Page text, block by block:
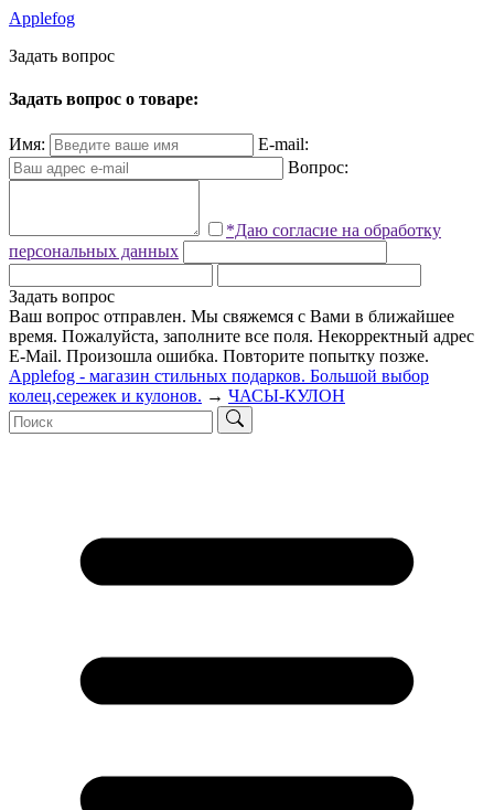
Applefog
Задать вопрос
Задать вопрос о товаре:
Имя:
E-mail:
Вопрос:
*Даю согласие на обработку
персональных данных
Задать вопрос
Ваш вопрос отправлен. Мы свяжемся с Вами в ближайшее
время. Пожалуйста, заполните все поля. Некорректный адрес
E-Mail. Произошла ошибка. Повторите попытку позже.
Applefog - магазин стильных подарков. Большой выбор
колец,сережек и кулонов. → ЧАСЫ-КУЛОН